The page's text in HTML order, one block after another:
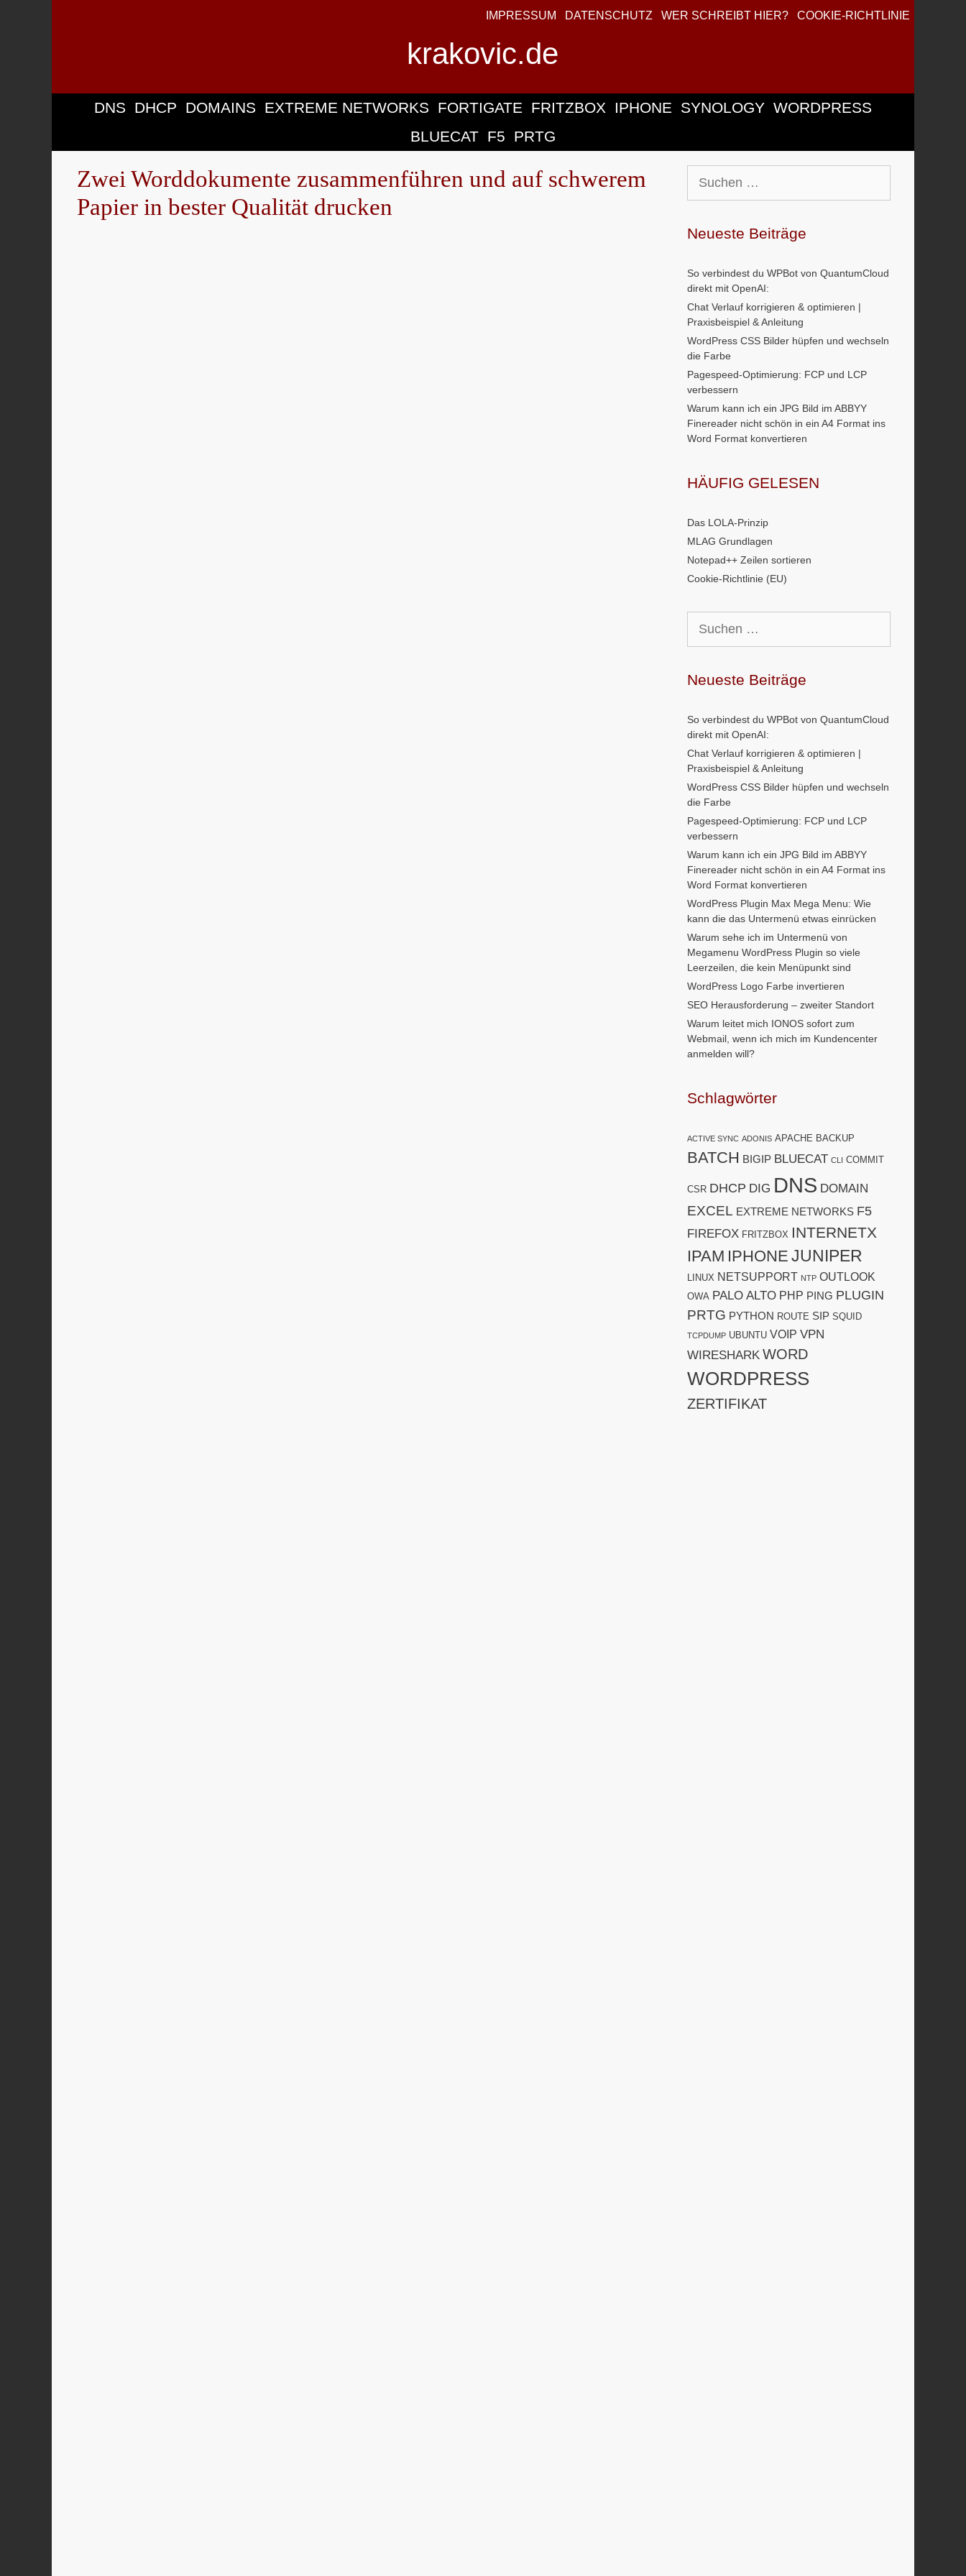
IMPRESSUM DATENSCHUTZ WER SCHREIBT HIER? COOKIE-RICHTLINIE
krakovic.de
DNS DHCP DOMAINS EXTREME NETWORKS FORTIGATE FRITZBOX IPHONE SYNOLOGY WORDPRESS
BLUECAT F5 PRTG
Zwei Worddokumente zusammenführen und auf schwerem
Papier in bester Qualität drucken
nach:
Neueste Beiträge
So verbindest du WPBot von QuantumCloud
direkt mit OpenAI:
Chat Verlauf korrigieren & optimieren |
Praxisbeispiel & Anleitung
WordPress CSS Bilder hüpfen und wechseln
die Farbe
Pagespeed-Optimierung: FCP und LCP
verbessern
Warum kann ich ein JPG Bild im ABBYY
Finereader nicht schön in ein A4 Format ins
Word Format konvertieren
HÄUFIG GELESEN
Das LOLA-Prinzip
MLAG Grundlagen
Notepad++ Zeilen sortieren
Cookie-Richtlinie (EU)
nach:
Neueste Beiträge
So verbindest du WPBot von QuantumCloud
direkt mit OpenAI:
Chat Verlauf korrigieren & optimieren |
Praxisbeispiel & Anleitung
WordPress CSS Bilder hüpfen und wechseln
die Farbe
Pagespeed-Optimierung: FCP und LCP
verbessern
Warum kann ich ein JPG Bild im ABBYY
Finereader nicht schön in ein A4 Format ins
Word Format konvertieren
WordPress Plugin Max Mega Menu: Wie
kann die das Untermenü etwas einrücken
Warum sehe ich im Untermenü von
Megamenu WordPress Plugin so viele
Leerzeilen, die kein Menüpunkt sind
WordPress Logo Farbe invertieren
SEO Herausforderung – zweiter Standort
Warum leitet mich IONOS sofort zum
Webmail, wenn ich mich im Kundencenter
anmelden will?
Schlagwörter
ACTIVE SYNC ADONIS APACHE BACKUP
BATCH BIGIP BLUECAT CLI COMMIT
CSR DHCP DIG DNS DOMAIN
EXCEL EXTREME NETWORKS F5
FIREFOX FRITZBOX INTERNETX
IPAM IPHONE JUNIPER
LINUX NETSUPPORT NTP OUTLOOK
OWA PALO ALTO PHP PING PLUGIN
PRTG PYTHON ROUTE SIP SQUID
TCPDUMP UBUNTU VOIP VPN
WIRESHARK WORD
WORDPRESS
ZERTIFIKAT